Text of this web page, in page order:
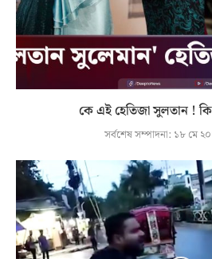
কে এই হেতিজা সুলতান !
সর্বশেষ সম্পাদনা: ১৮ মে